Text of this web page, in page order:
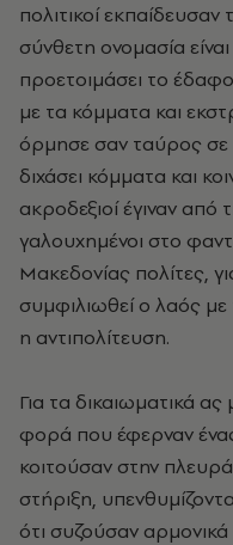
πολιτικοί
σύνθετη ονομασία
προετοιμάσει το
με τα κόμματα και
όρμησε σαν ταύρος
διχάσει κόμματα και
ακροδεξιοί έγιναν από
γαλουχημένοι στο
Μακεδονίας πολίτες,
συμφιλιωθεί ο λαός
η αντιπολίτευση.
Για τα δικαιωματικά
φορά που έφερναν
κοιτούσαν στην
στήριξη,
ότι συζούσαν